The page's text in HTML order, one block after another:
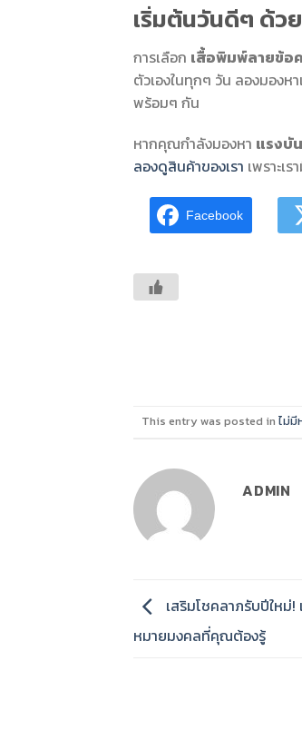
เริ่มต้นวันดีๆ ด้ว
การเลือก เสื้อพิมพ์ลายข้อ
ตัวเองในทุกๆ วัน ลองมอง
พร้อมๆ กัน
หากคุณกำลังมองหา แรงบั
ลองดูสินค้าของเรา เพราะเ
Facebook
This entry was posted in ไม่มี
ADMIN
เสริมโชคลาภรับปีใหม่
หมายมงคลที่คุณต้องรู้